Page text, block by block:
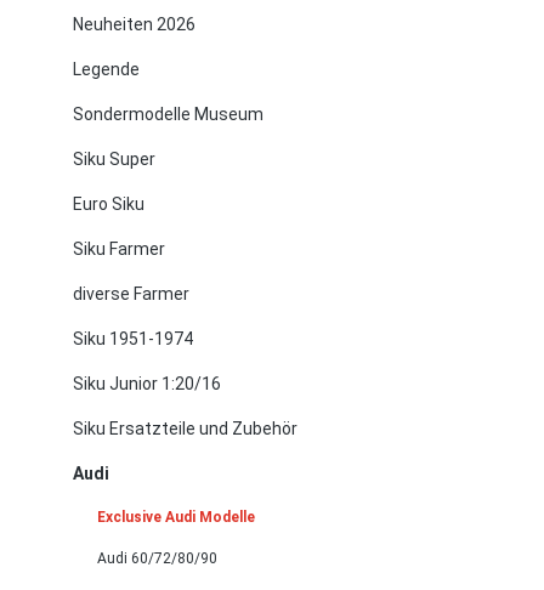
Neuheiten 2026
Legende
Sondermodelle Museum
Siku Super
Euro Siku
Siku Farmer
diverse Farmer
Siku 1951-1974
Siku Junior 1:20/16
Siku Ersatzteile und Zubehör
Audi
Exclusive Audi Modelle
Audi 60/72/80/90